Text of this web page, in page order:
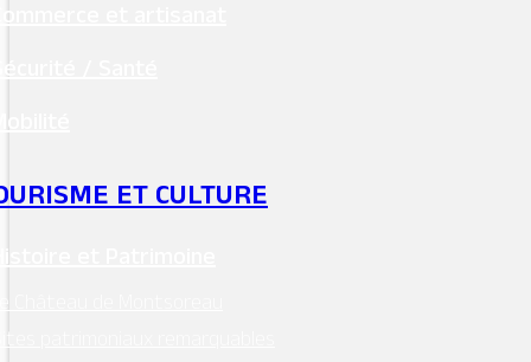
et artisanat
/ Santé
ET CULTURE
et Patrimoine
Château de Montsoreau
patrimoniaux remarquables